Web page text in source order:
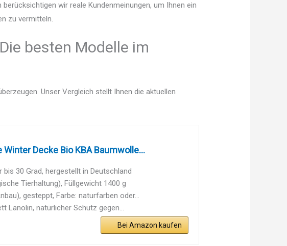
wir reale Kundenmeinungen, um Ihnen ein
zu vermitteln.
besten Modelle im
Unser Vergleich stellt Ihnen die aktuellen
Decke Bio KBA Baumwolle...
30 Grad, hergestellt in Deutschland
Tierhaltung), Füllgewicht 1400 g
gesteppt, Farbe: naturfarben oder...
Lanolin, natürlicher Schutz gegen...
Bei Amazon kaufen